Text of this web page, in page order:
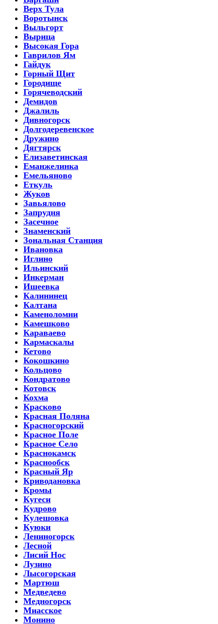
Верх Тула
Воротынск
Выльгорт
Вырица
Высокая Гора
Гаврилов Ям
Гайдук
Горный Щит
Городище
Горячеводский
Демидов
Джалиль
Дивногорск
Долгодеревенское
Дружино
Дягтярск
Елизаветинская
Еманжелинка
Емельяново
Еткуль
Жуков
Завьялово
Запрудня
Засечное
Знаменский
Зональная Станция
Ивановка
Иглино
Ильинский
Инкерман
Ишеевка
Калининец
Калтана
Каменоломни
Камешково
Караваево
Кармаскалы
Кетово
Кокошкино
Кольцово
Кондратово
Котовск
Кохма
Красково
Красная Поляна
Красногорский
Красное Поле
Красное Село
Краснокамск
Краснообск
Красный Яр
Криводановка
Кромы
Кугеси
Кудрово
Кулешовка
Куюки
Лениногорск
Лесной
Лисий Нос
Лузино
Лысогорская
Мартюш
Медведево
Медногорск
Миасское
Монино